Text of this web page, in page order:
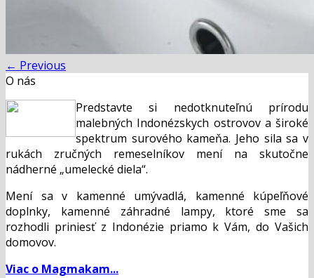
← Previous
O nás
Predstavte si nedotknuteľnú prírodu
malebných Indonézskych ostrovov a široké
spektrum surového kameňa. Jeho sila sa v
rukách zručných remeselníkov mení na skutočne
nádherné „umelecké diela“.
Mení sa v kamenné umývadlá, kamenné kúpeľňové
doplnky, kamenné záhradné lampy, ktoré sme sa
rozhodli priniesť z Indonézie priamo k Vám, do Vašich
domovov.
Viac o Magmakam...